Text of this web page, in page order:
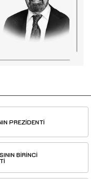
PREZİDENTİ
BİRİNCİ